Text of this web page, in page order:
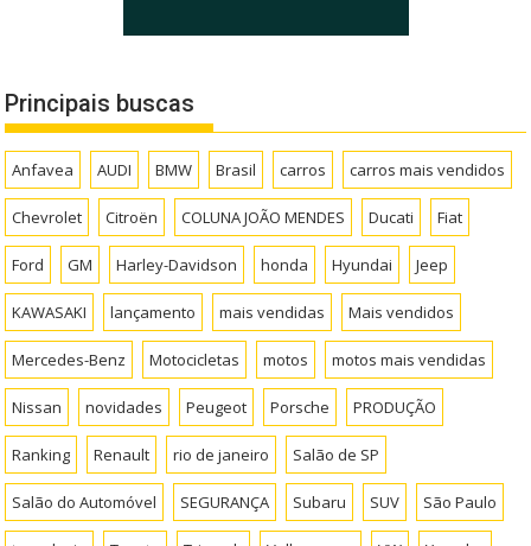
Principais buscas
Anfavea AUDI BMW Brasil carros carros mais vendidos
Chevrolet Citroën COLUNA JOÃO MENDES Ducati Fiat
Ford GM Harley-Davidson honda Hyundai Jeep
KAWASAKI lançamento mais vendidas Mais vendidos
Mercedes-Benz Motocicletas motos motos mais vendidas
Nissan novidades Peugeot Porsche PRODUÇÃO
Ranking Renault rio de janeiro Salão de SP
Salão do Automóvel SEGURANÇA Subaru SUV São Paulo